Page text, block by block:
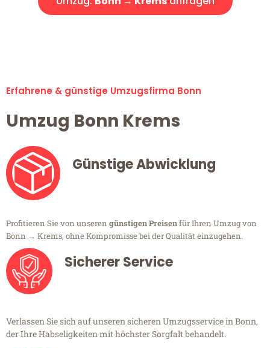
Erfahrene & günstige Umzugsfirma Bonn
Umzug Bonn Krems
Günstige Abwicklung
Profitieren Sie von unseren günstigen Preisenfür Ihren Umzug von
Bonn → Krems, ohne Kompromisse bei der Qualität einzugehen.
Sicherer Service
Verlassen Sie sich auf unseren sicheren Umzugsservice in Bonn,
der Ihre Habseligkeiten mit höchster Sorgfalt behandelt.